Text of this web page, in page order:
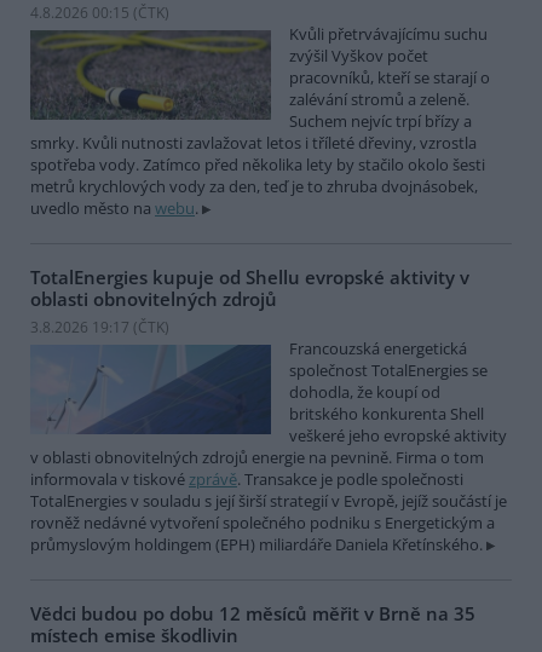
4.8.2026 00:15 (ČTK)
Kvůli přetrvávajícímu suchu
zvýšil Vyškov počet
pracovníků, kteří se starají o
zalévání stromů a zeleně.
Suchem nejvíc trpí břízy a
smrky. Kvůli nutnosti zavlažovat letos i tříleté dřeviny, vzrostla
spotřeba vody. Zatímco před několika lety by stačilo okolo šesti
metrů krychlových vody za den, teď je to zhruba dvojnásobek,
uvedlo město na webu.
TotalEnergies kupuje od Shellu evropské aktivity v
oblasti obnovitelných zdrojů
3.8.2026 19:17 (ČTK)
Francouzská energetická
společnost TotalEnergies se
dohodla, že koupí od
britského konkurenta Shell
veškeré jeho evropské aktivity
v oblasti obnovitelných zdrojů energie na pevnině. Firma o tom
informovala v tiskovézprávě. Transakce je podle společnosti
TotalEnergies v souladu s její širší strategií v Evropě, jejíž součástí je
rovněž nedávné vytvoření společného podniku s Energetickým a
průmyslovým holdingem (EPH) miliardáře Daniela Křetínského.
Vědci budou po dobu 12 měsíců měřit v Brně na 35
místech emise škodlivin